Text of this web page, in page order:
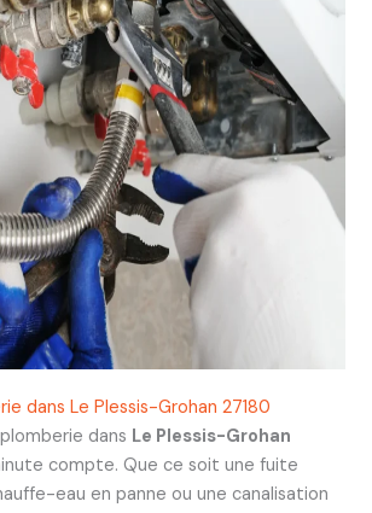
dans Le Plessis-Grohan 27180
dans Le Plessis-Grohan
compte. Que ce soit une fuite
eau en panne ou une canalisation